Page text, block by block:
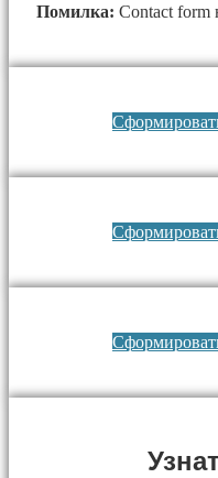
Помилка: Contact form